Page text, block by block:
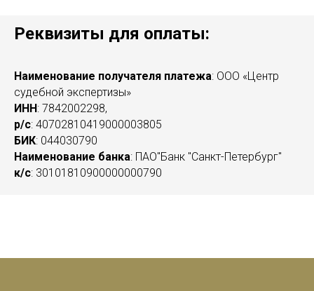
Реквизиты для оплаты:
Наименование получателя платежа: ООО «Центр
судебной экспертизы»
ИНН: 7842002298,
р/с: 40702810419000003805
БИК: 044030790
Наименование банка: ПАО"Банк "Санкт-Петербург"
к/с: 30101810900000000790